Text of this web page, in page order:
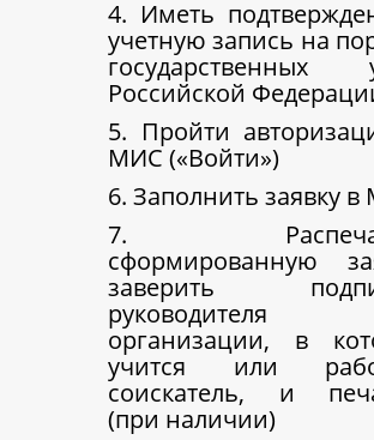
4. Иметь
учетную запись на
государственных
Российской
5. Пройти
МИС («Войти»)
6. Заполнить заявку
7.
сформированную
заверить
руководителя
организации, в
учится или
соискатель, и
(при наличии)